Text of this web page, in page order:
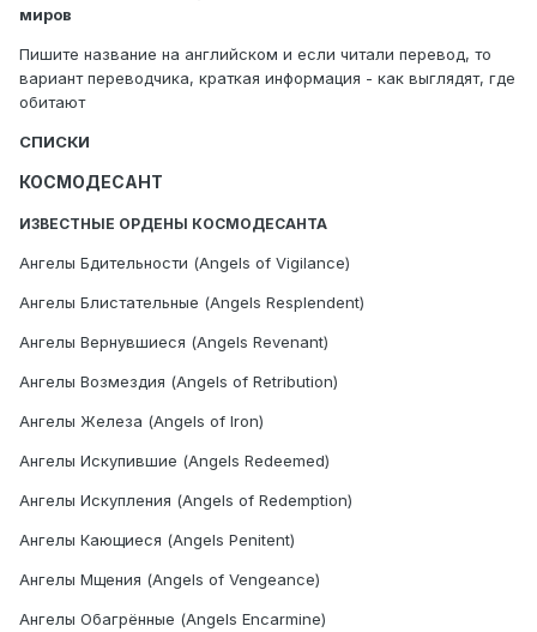
миров
Пишите название на английском и если читали перевод, то
вариант переводчика, краткая информация - как выглядят, где
обитают
СПИСКИ
КОСМОДЕСАНТ
ИЗВЕСТНЫЕ ОРДЕНЫ КОСМОДЕСАНТА
Ангелы Бдительности (Angels of Vigilance)
Ангелы Блистательные (Angels Resplendent)
Ангелы Вернувшиеся (Angels Revenant)
Ангелы Возмездия (Angels of Retribution)
Ангелы Железа (Angels of Iron)
Ангелы Искупившие (Angels Redeemed)
Ангелы Искупления (Angels of Redemption)
Ангелы Кающиеся (Angels Penitent)
Ангелы Мщения (Angels of Vengeance)
Ангелы Обагрённые (Angels Encarmine)